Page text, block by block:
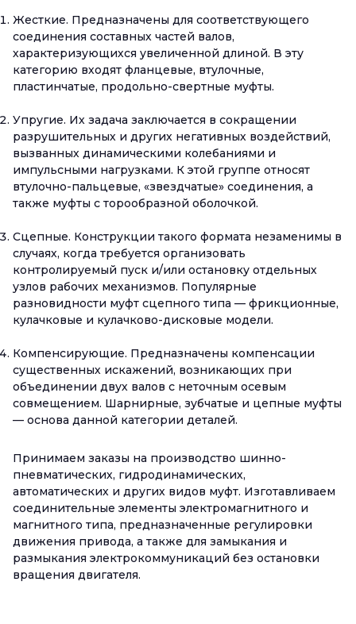
Жесткие. Предназначены для соответствующего
соединения составных частей валов,
характеризующихся увеличенной длиной. В эту
категорию входят фланцевые, втулочные,
пластинчатые, продольно-свертные муфты.
Упругие. Их задача заключается в сокращении
разрушительных и других негативных воздействий,
вызванных динамическими колебаниями и
импульсными нагрузками. К этой группе относят
втулочно-пальцевые, «звездчатые» соединения, а
также муфты с торообразной оболочкой.
Сцепные. Конструкции такого формата незаменимы в
случаях, когда требуется организовать
контролируемый пуск и/или остановку отдельных
узлов рабочих механизмов. Популярные
разновидности муфт сцепного типа — фрикционные,
кулачковые и кулачково-дисковые модели.
Компенсирующие. Предназначены компенсации
существенных искажений, возникающих при
объединении двух валов с неточным осевым
совмещением. Шарнирные, зубчатые и цепные муфты
— основа данной категории деталей.
Принимаем заказы на производство шинно-
пневматических, гидродинамических,
автоматических и других видов муфт. Изготавливаем
соединительные элементы электромагнитного и
магнитного типа, предназначенные регулировки
движения привода, а также для замыкания и
размыкания электрокоммуникаций без остановки
вращения двигателя.